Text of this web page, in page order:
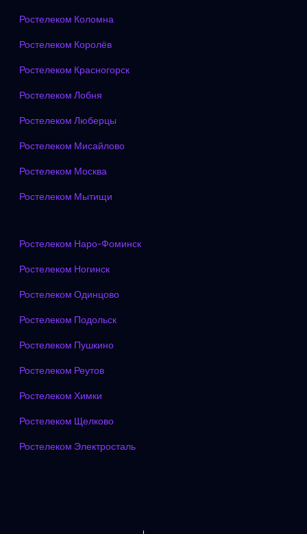
Ростелеком Коломна
Ростелеком Королёв
Ростелеком Красногорск
Ростелеком Лобня
Ростелеком Люберцы
Ростелеком Мисайлово
Ростелеком Москва
Ростелеком Мытищи
Ростелеком Наро-Фоминск
Ростелеком Ногинск
Ростелеком Одинцово
Ростелеком Подольск
Ростелеком Пушкино
Ростелеком Реутов
Ростелеком Химки
Ростелеком Щелково
Ростелеком Электросталь